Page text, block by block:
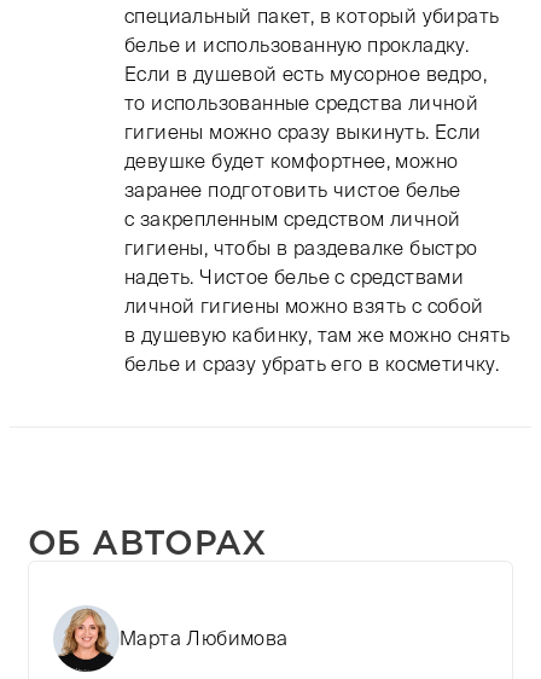
специальный пакет, в который убирать
белье и использованную прокладку.
Если в душевой есть мусорное ведро,
то использованные средства личной
гигиены можно сразу выкинуть. Если
девушке будет комфортнее, можно
заранее подготовить чистое белье
с закрепленным средством личной
гигиены, чтобы в раздевалке быстро
надеть. Чистое белье с средствами
личной гигиены можно взять с собой
в душевую кабинку, там же можно снять
белье и сразу убрать его в косметичку.
ОБ АВТОРАХ
Марта Любимова